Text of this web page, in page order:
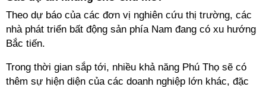
Theo dự báo của các đơn vị nghiên cứu thị trường, các
nhà phát triển bất động sản phía Nam đang có xu hướng
Bắc tiến.
Trong thời gian sắp tới, nhiều khả năng Phú Thọ sẽ có
thêm sự hiện diện của các doanh nghiệp lớn khác, đặc